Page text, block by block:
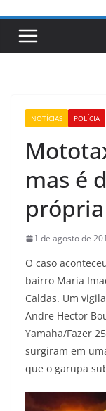
NOTÍCIAS POLÍCIA
mas é
1 de agosto de
O caso
bairro Maria
Caldas. Um
Andre Hector
Yamaha/Fazer
surgiram em
que o garupa